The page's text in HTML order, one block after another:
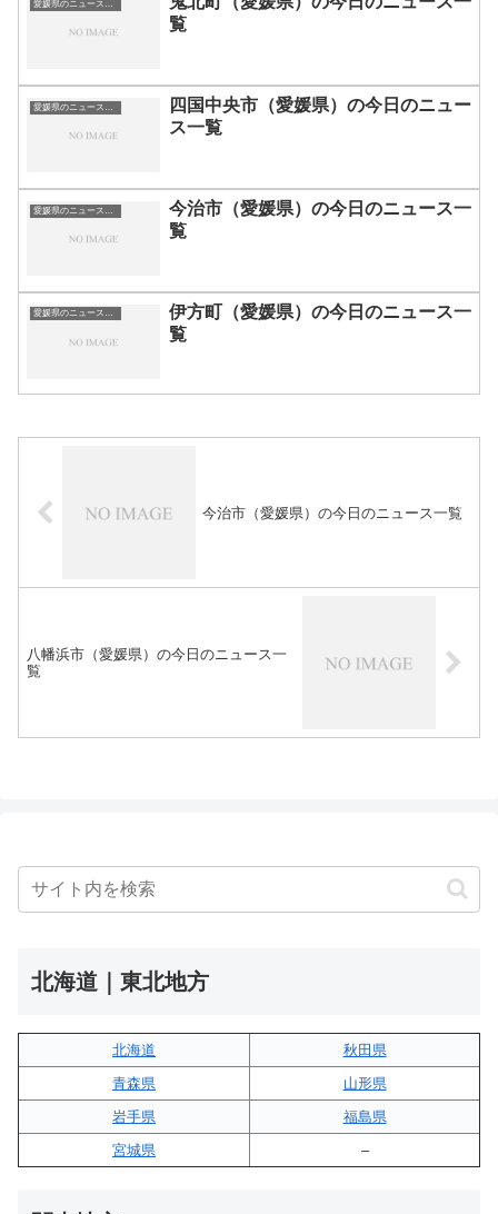
覧
四国中央市（愛媛県）の今日のニュー
ス一覧
今治市（愛媛県）の今日のニュース一
覧
愛媛県のニュース一覧
伊方町（愛媛県）の今日のニュース一
覧
今治市（愛媛県）の今日のニュース一覧
八幡浜市（愛媛県）の今日のニュース一
覧
北海道｜東北地方
北海道
秋田県
青森県
山形県
岩手県
福島県
宮城県
–